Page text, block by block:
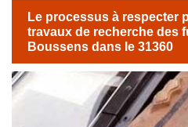
Le processus à respecter
travaux de recherche des
Boussens dans le 31360